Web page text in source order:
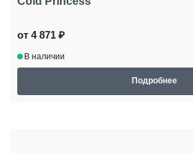
от 4 871 ₽
В наличии
Подробнее